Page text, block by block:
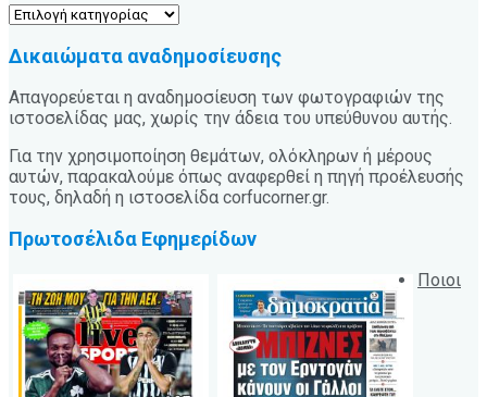
Κατηγορίες
Δικαιώματα αναδημοσίευσης
Απαγορεύεται η αναδημοσίευση των φωτογραφιών της
ιστοσελίδας μας, χωρίς την άδεια του υπεύθυνου αυτής.
Για την χρησιμοποίηση θεμάτων, ολόκληρων ή μέρους
αυτών, παρακαλούμε όπως αναφερθεί η πηγή προέλευσής
τους, δηλαδή η ιστοσελίδα corfucorner.gr.
Πρωτοσέλιδα Εφημερίδων
Ποιοι